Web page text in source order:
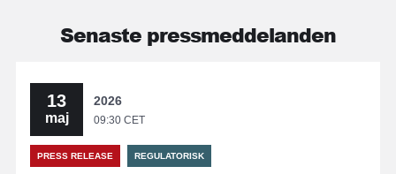
Senaste pressmeddelanden
13
maj
2026
09:30 CET
PRESS RELEASE REGULATORISK